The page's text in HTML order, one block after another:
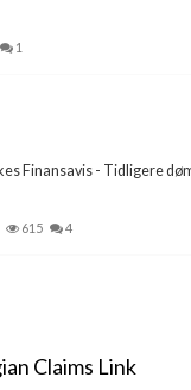
1
Finansavis - Tidligere
615 4
Claims Link